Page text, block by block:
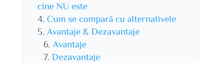
cine NU este
Cum se compară cu alternativele
Avantaje & Dezavantaje
Avantaje
Dezavantaje